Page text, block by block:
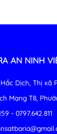
camera
quan
AN NINH
Hắc Dịch, Thị xã
Mạng T8,
- 0797.642.811